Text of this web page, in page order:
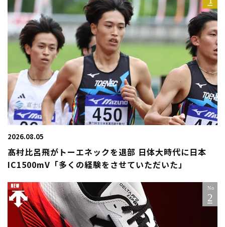
2026.08.05
髙村比呂飛がトーエネックを退部 日体大時代に日本
IC1500mV「多くの経験をさせていただいた」